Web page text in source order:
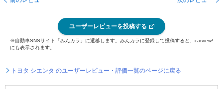
ユーザーレビューを投稿する
※自動車SNSサイト「みんカラ」に遷移します。みんカラに登録して投稿すると、carview!
にも表示されます。
トヨタ シエンタ のユーザーレビュー・評価一覧のページに戻る